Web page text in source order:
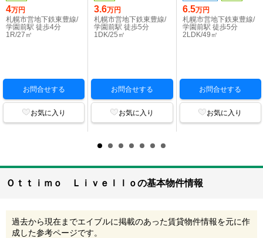
4万円
札幌市営地下鉄東豊線/
学園前駅 徒歩4分
1R/27㎡
お問合せする
お気に入り
3.6万円
札幌市営地下鉄東豊線/
学園前駅 徒歩5分
1DK/25㎡
お問合せする
お気に入り
6.5万円
札幌市営地下鉄東豊線/
学園前駅 徒歩5分
2LDK/49㎡
お問合せする
お気に入り
Ｏｔｔｉｍｏ Ｌｉｖｅｌｌｏの基本物件情報
過去から現在までエイブルに掲載のあった賃貸物件情報を元に作
成した参考ページです。